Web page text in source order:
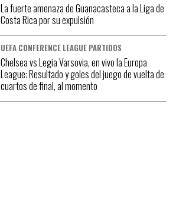
La fuerte amenaza de Guanacasteca a la Liga de
Costa Rica por su expulsión
UEFA CONFERENCE LEAGUE PARTIDOS
Chelsea vs Legia Varsovia, en vivo la Europa
League: Resultado y goles del juego de vuelta de
cuartos de final, al momento